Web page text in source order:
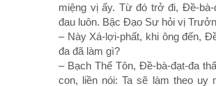
miệng vị ấy. Từ đó trở đi, Ðề-bà-
đau luôn. Bậc Ðạo Sư hỏi vị
– Này Xá-lợi-phất, khi ông đến,
đa đã làm gì?
– Bạch Thế Tôn, Ðề-bà-đạt-đa
con, liền nói: Ta sẽ làm theo uy